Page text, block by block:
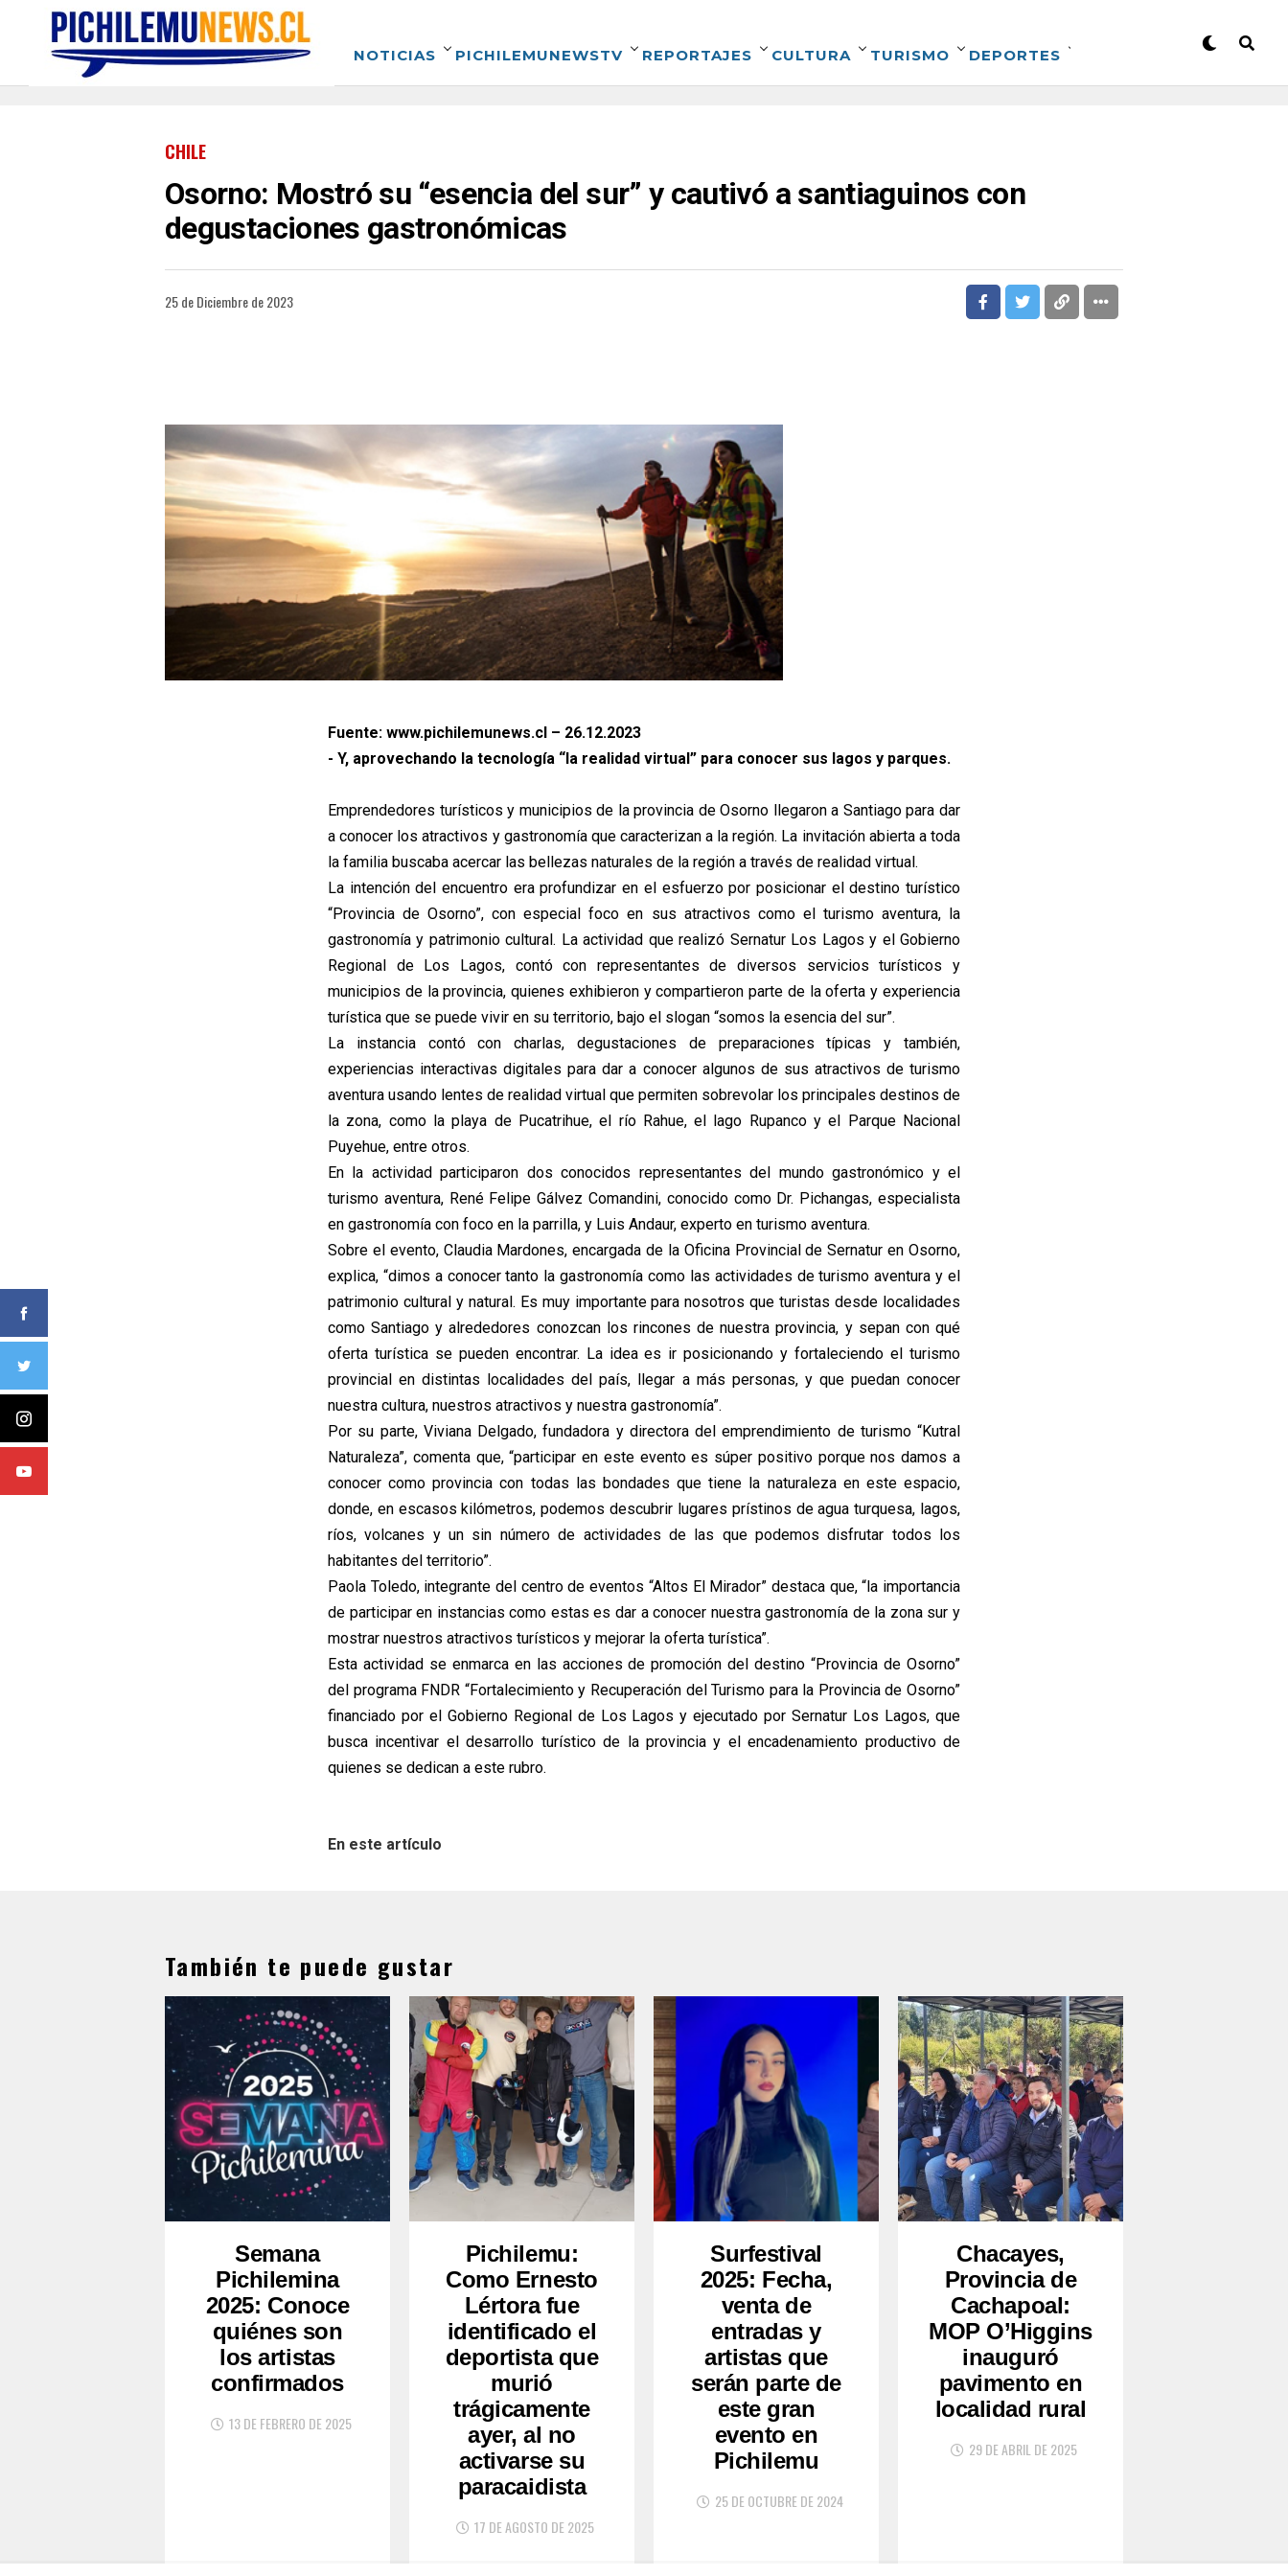
NOTICIAS PICHILEMUNEWSTV REPORTAJES CULTURA TURISMO DEPORTES
CHILE
Osorno: Mostró su “esencia del sur” y cautivó a santiaguinos con
degustaciones gastronómicas
25 de Diciembre de 2023
Fuente: www.pichilemunews.cl – 26.12.2023
- Y, aprovechando la tecnología “la realidad virtual” para conocer sus lagos y parques.
Emprendedores turísticos y municipios de la provincia de Osorno llegaron a Santiago para dar
a conocer los atractivos y gastronomía que caracterizan a la región. La invitación abierta a toda
la familia buscaba acercar las bellezas naturales de la región a través de realidad virtual.
La intención del encuentro era profundizar en el esfuerzo por posicionar el destino turístico
“Provincia de Osorno”, con especial foco en sus atractivos como el turismo aventura, la
gastronomía y patrimonio cultural. La actividad que realizó Sernatur Los Lagos y el Gobierno
Regional de Los Lagos, contó con representantes de diversos servicios turísticos y
municipios de la provincia, quienes exhibieron y compartieron parte de la oferta y experiencia
turística que se puede vivir en su territorio, bajo el slogan “somos la esencia del sur”.
La instancia contó con charlas, degustaciones de preparaciones típicas y también,
experiencias interactivas digitales para dar a conocer algunos de sus atractivos de turismo
aventura usando lentes de realidad virtual que permiten sobrevolar los principales destinos de
la zona, como la playa de Pucatrihue, el río Rahue, el lago Rupanco y el Parque Nacional
Puyehue, entre otros.
En la actividad participaron dos conocidos representantes del mundo gastronómico y el
turismo aventura, René Felipe Gálvez Comandini, conocido como Dr. Pichangas, especialista
en gastronomía con foco en la parrilla, y Luis Andaur, experto en turismo aventura.
Sobre el evento, Claudia Mardones, encargada de la Oficina Provincial de Sernatur en Osorno,
explica, “dimos a conocer tanto la gastronomía como las actividades de turismo aventura y el
patrimonio cultural y natural. Es muy importante para nosotros que turistas desde localidades
como Santiago y alrededores conozcan los rincones de nuestra provincia, y sepan con qué
oferta turística se pueden encontrar. La idea es ir posicionando y fortaleciendo el turismo
provincial en distintas localidades del país, llegar a más personas, y que puedan conocer
nuestra cultura, nuestros atractivos y nuestra gastronomía”.
Por su parte, Viviana Delgado, fundadora y directora del emprendimiento de turismo “Kutral
Naturaleza”, comenta que, “participar en este evento es súper positivo porque nos damos a
conocer como provincia con todas las bondades que tiene la naturaleza en este espacio,
donde, en escasos kilómetros, podemos descubrir lugares prístinos de agua turquesa, lagos,
ríos, volcanes y un sin número de actividades de las que podemos disfrutar todos los
habitantes del territorio”.
Paola Toledo, integrante del centro de eventos “Altos El Mirador” destaca que, “la importancia
de participar en instancias como estas es dar a conocer nuestra gastronomía de la zona sur y
mostrar nuestros atractivos turísticos y mejorar la oferta turística”.
Esta actividad se enmarca en las acciones de promoción del destino “Provincia de Osorno”
del programa FNDR “Fortalecimiento y Recuperación del Turismo para la Provincia de Osorno”
financiado por el Gobierno Regional de Los Lagos y ejecutado por Sernatur Los Lagos, que
busca incentivar el desarrollo turístico de la provincia y el encadenamiento productivo de
quienes se dedican a este rubro.
En este artículo
También te puede gustar
Semana
Pichilemina
2025: Conoce
quiénes son
los artistas
confirmados
13 DE FEBRERO DE 2025
Pichilemu:
Como Ernesto
Lértora fue
identificado el
deportista que
murió
trágicamente
ayer, al no
activarse su
paracaidista
17 DE AGOSTO DE 2025
Surfestival
2025: Fecha,
venta de
entradas y
artistas que
serán parte de
este gran
evento en
Pichilemu
25 DE OCTUBRE DE 2024
Chacayes,
Provincia de
Cachapoal:
MOP O’Higgins
inauguró
pavimento en
localidad rural
29 DE ABRIL DE 2025